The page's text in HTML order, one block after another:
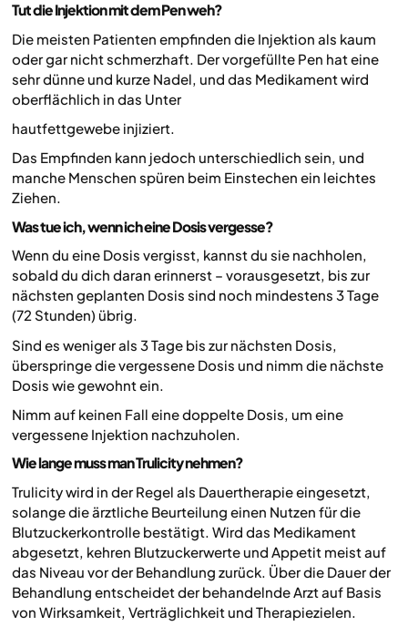
Tut die Injektion mit dem Pen weh?
Die meisten Patienten empfinden die Injektion als kaum
oder gar nicht schmerzhaft. Der vorgefüllte Pen hat eine
sehr dünne und kurze Nadel, und das Medikament wird
oberflächlich in das Unter
hautfettgewebe injiziert.
Das Empfinden kann jedoch unterschiedlich sein, und
manche Menschen spüren beim Einstechen ein leichtes
Ziehen.
Was tue ich, wenn ich eine Dosis vergesse?
Wenn du eine Dosis vergisst, kannst du sie nachholen,
sobald du dich daran erinnerst – vorausgesetzt, bis zur
nächsten geplanten Dosis sind noch mindestens 3 Tage
(72 Stunden) übrig.
Sind es weniger als 3 Tage bis zur nächsten Dosis,
überspringe die vergessene Dosis und nimm die nächste
Dosis wie gewohnt ein.
Nimm auf keinen Fall eine doppelte Dosis, um eine
vergessene Injektion nachzuholen.
Wie lange muss man Trulicity nehmen?
Trulicity wird in der Regel als Dauertherapie eingesetzt,
solange die ärztliche Beurteilung einen Nutzen für die
Blutzuckerkontrolle bestätigt. Wird das Medikament
abgesetzt, kehren Blutzuckerwerte und Appetit meist auf
das Niveau vor der Behandlung zurück. Über die Dauer der
Behandlung entscheidet der behandelnde Arzt auf Basis
von Wirksamkeit, Verträglichkeit und Therapiezielen.